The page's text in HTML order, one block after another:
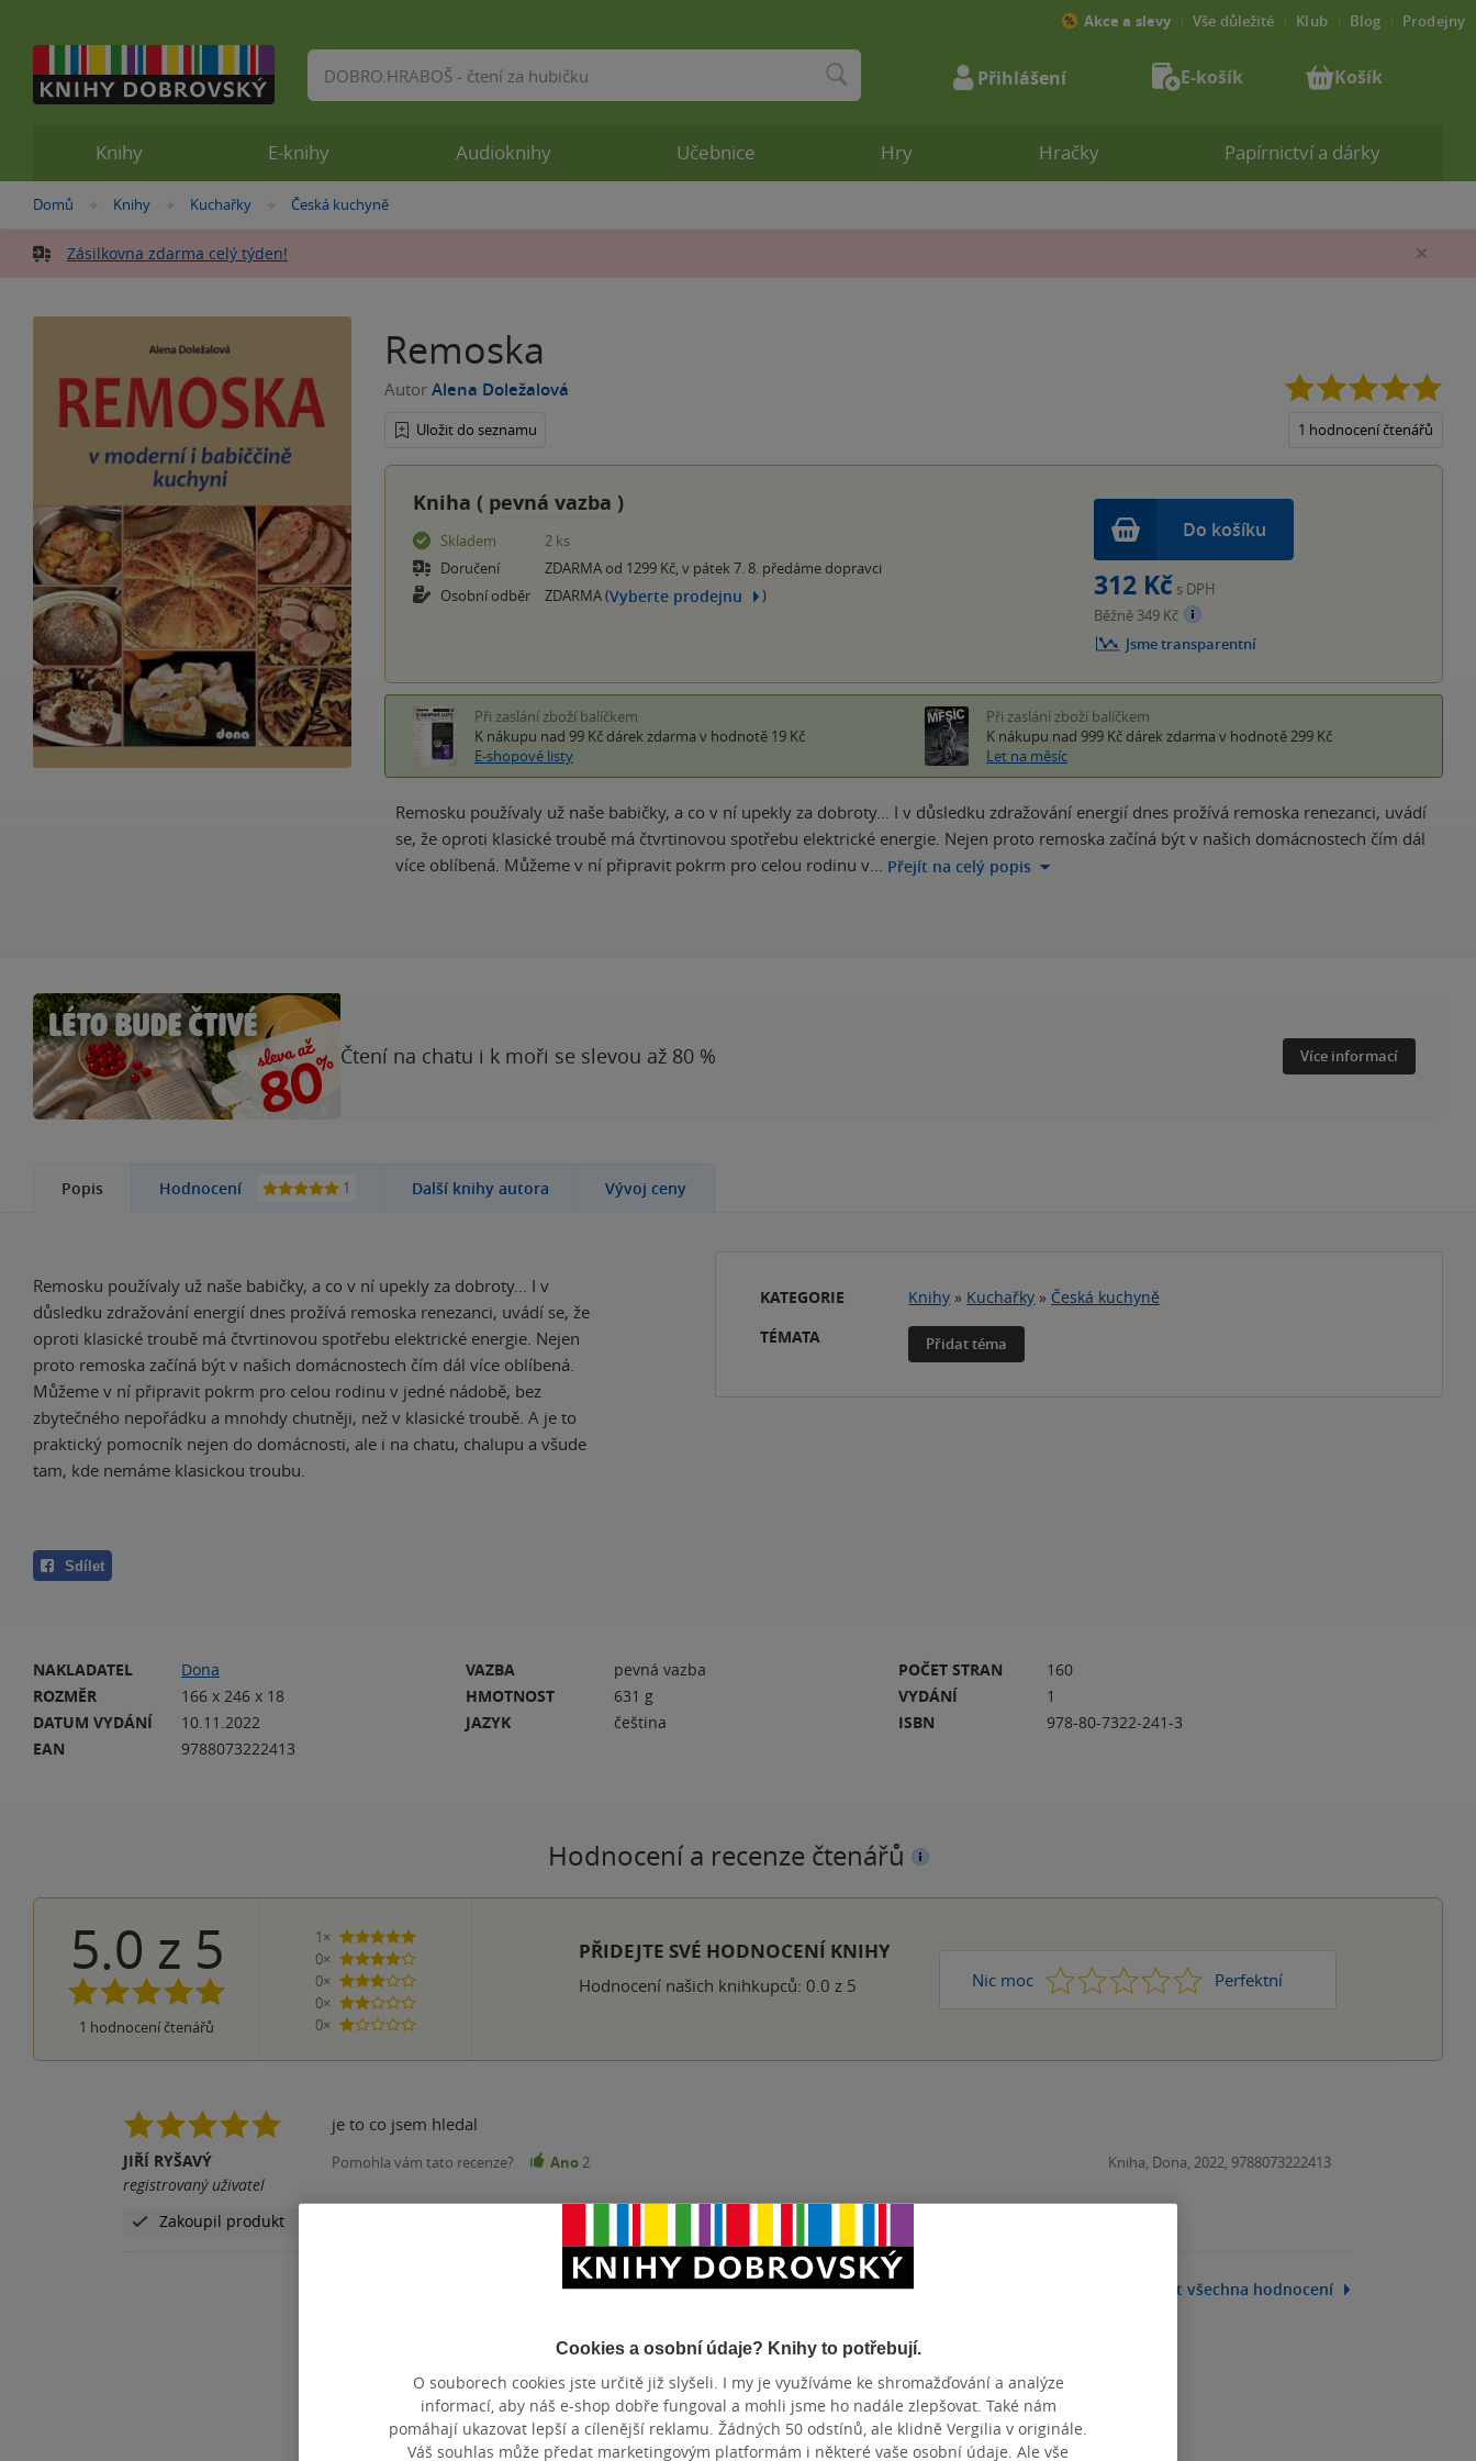
Nacházíte
zde:
Domů »
Knihy »
Kuchařky »
Česká kuchyně
Zásilkovna zdarma celý týden!
Remoska
Autor Alena Doležalová
Uložit do seznamu 1 hodnocení čtenářů
Kniha ( pevná vazba )
Skladem
2 ks
Doručení
ZDARMA od 1299 Kč, v pátek 7. 8. předáme dopravci
Osobní odběr
ZDARMA (Vyberte prodejnu )
Do košíku
312 Kč s DPH
Běžně 349 Kč
Jsme transparentní
Při zaslání zboží balíčkem
K nákupu nad 99 Kč dárek zdarma v hodnotě 19 Kč
E-shopové listy
Při zaslání zboží balíčkem
K nákupu nad 999 Kč dárek zdarma v hodnotě 299 Kč
Let na měsíc
Remosku používaly už naše babičky, a co v ní upekly za dobroty... I v důsledku zdražování energií dnes prožívá remoska renezanci, uvádí
se, že oproti klasické troubě má čtvrtinovou spotřebu elektrické energie. Nejen proto remoska začíná být v našich domácnostech čím dál
více oblíbená. Můžeme v ní připravit pokrm pro celou rodinu v… Přejít na celý popis
Čtení na chatu i k moři se slevou až 80 % Více informací
Popis Hodnocení 1 Další knihy autora Vývoj ceny
Remosku používaly už naše babičky, a co v ní upekly za dobroty... I v
důsledku zdražování energií dnes prožívá remoska renezanci, uvádí se, že
oproti klasické troubě má čtvrtinovou spotřebu elektrické energie. Nejen
proto remoska začíná být v našich domácnostech čím dál více oblíbená.
Můžeme v ní připravit pokrm pro celou rodinu v jedné nádobě, bez
zbytečného nepořádku a mnohdy chutněji, než v klasické troubě. A je to
praktický pomocník nejen do domácnosti, ale i na chatu, chalupu a všude
tam, kde nemáme klasickou troubu.
Sdílet
KATEGORIE Knihy » Kuchařky » Česká kuchyně
TÉMATA
Přidat téma
NAKLADATEL
Dona
ROZMĚR
166 x 246 x 18
DATUM VYDÁNÍ
10.11.2022
EAN
9788073222413
VAZBA
pevná vazba
HMOTNOST
631 g
JAZYK
čeština
POČET STRAN
160
VYDÁNÍ
1
ISBN
978-80-7322-241-3
Hodnocení a recenze čtenářů
5.0 z 5
1 hodnocení čtenářů
1×
5 hvězdiček
0×
4 hvězdičky
0×
3 hvězdičky
0×
2 hvězdičky
0×
1 hvezdička
PŘIDEJTE SVÉ HODNOCENÍ KNIHY
Hodnocení našich knihkupců: 0.0 z 5 Nic moc 1 2 3 4 Perfektní
5
JIŘÍ RYŠAVÝ
registrovaný uživatel
Zakoupil produkt
je to co jsem hledal
Pomohla vám tato recenze? Ano2 Kniha, Dona, 2022, 9788073222413
Zobrazit všechna hodnocení
Přidat hodnocení
Knihy E-knihy Audioknihy Učebnice Hry Hračky Papírnictví a dárky
Akce a slevy Vše důležité Klub Blog Prodejny
Vyhledávání Přihlášení E-košík Košík
Cookies a osobní údaje? Knihy to potřebují.
O souborech cookies jste určitě již slyšeli. I my je využíváme ke shromažďování a analýze
informací, aby náš e-shop dobře fungoval a mohli jsme ho nadále zlepšovat. Také nám
pomáhají ukazovat lepší a cílenější reklamu. Žádných 50 odstínů, ale klidně Vergilia v originále.
Váš souhlas může předat marketingovým platformám i některé vaše osobní údaje. Ale vše